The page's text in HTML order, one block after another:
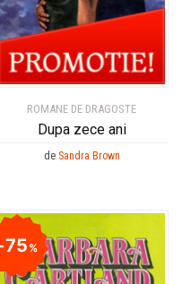
ROMANE DE DRAGOSTE
Dupa zece ani
de Sandra Brown
75%